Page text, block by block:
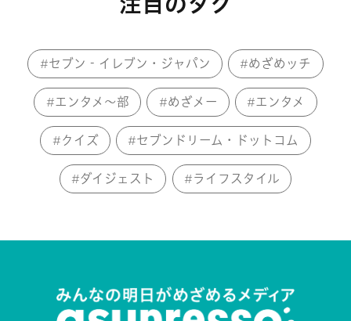
セブン‐イレブン・ジャパン めざめッチ
エンタメ～部 めざメー エンタメ
クイズ セブンドリーム・ドットコム
ダイジェスト ライフスタイル